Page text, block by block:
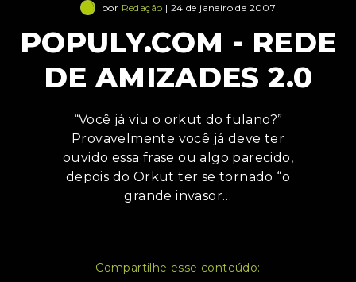
por Redação | 24 de janeiro de 2007
POPULY.COM - REDE
DE AMIZADES 2.0
“Você já viu o orkut do fulano?”
Provavelmente você já deve ter
ouvido essa frase ou algo parecido,
depois do Orkut ter se tornado “o
grande invasor…
Compartilhe esse conteúdo: